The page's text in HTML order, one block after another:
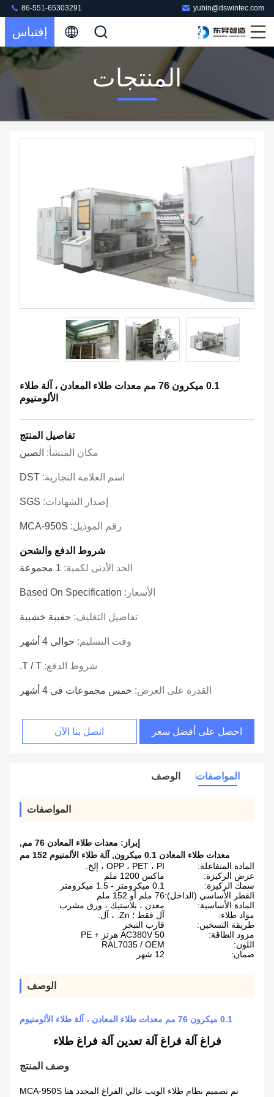
yubin@dswintec.com
86-551-65303291
إقتباس
المنتجات
0.1 ميكرون 76 مم معدات طلاء المعادن ، آلة طلاء
الألومنيوم
تفاصيل المنتج
مكان المنشأ: الصين
اسم العلامة التجارية: DST
إصدار الشهادات: SGS
رقم الموديل: MCA-950S
شروط الدفع والشحن
الحد الأدنى لكمية: 1 مجموعة
الأسعار: Based On Specification
تفاصيل التغليف: حقيبة خشبية
وقت التسليم: حوالي 4 أشهر
شروط الدفع: T / T.
القدرة على العرض: خمس مجموعات في 4 أشهر
احصل على أفضل سعر اتصل بنا الآن
المواصفات الوصف
المواصفات
إبراز: معدات طلاء المعادن 76 مم
,
معدات طلاء المعادن 0.1 ميكرون
, آلة طلاء الألمنيوم 152 مم
المادة المتفاعلة:
OPP ، PET ، PI ، إلخ.
عرض الركيزة:
ماكس 1200 ملم
سمك الركيزة:
0.1 ميكرومتر - 1.5 ميكرومتر
القطر الأساسي (الداخل):76 ملم أو 152 ملم
المادة الأساسية:
معدن ، بلاستيك ، ورق مشرب
مواد طلاء:
آل فقط ؛ Zn. ، آل.
طريقة التسخين:
قارب التبخر
مزود الطاقة:
AC380V 50 هرتز + PE
اللون:
RAL7035 / OEM
ضمان:
12 شهر
الوصف
0.1 ميكرون 76 مم معدات طلاء المعادن ، آلة طلاء الألومنيوم
فراغ آلة فراغ آلة تعدين آلة فراغ طلاء
وصف المنتج
تم تصميم نظام طلاء الويب عالي الفراغ المحدد هنا MCA-950S